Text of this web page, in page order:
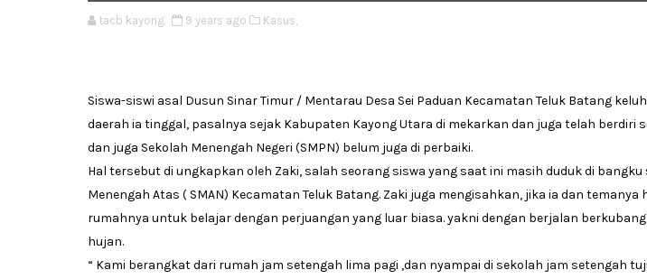
tacb kayong 9 years ago Kasus,
Siswa-siswi asal Dusun Sinar Timur / Mentarau Desa Sei Paduan Kecamatan Teluk Batang
daerah ia tinggal, pasalnya sejak Kabupaten Kayong Utara di mekarkan dan juga telah berdiri
dan juga Sekolah Menengah Negeri (SMPN) belum juga di perbaiki.
Hal tersebut di ungkapkan oleh Zaki, salah seorang siswa yang saat ini masih duduk di bangku
Menengah Atas ( SMAN) Kecamatan Teluk Batang. Zaki juga mengisahkan, jika ia dan
rumahnya untuk belajar dengan perjuangan yang luar biasa. yakni dengan berjalan
hujan.
“ Kami berangkat dari rumah jam setengah lima pagi ,dan nyampai di sekolah jam setengah